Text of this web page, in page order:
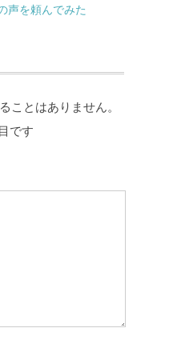
声を頼んでみた
ことはありません。
です